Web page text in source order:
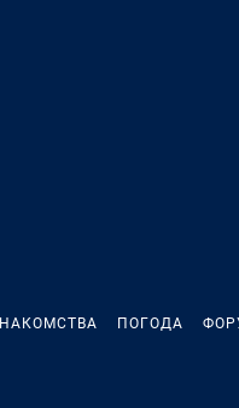
ПОГОДА